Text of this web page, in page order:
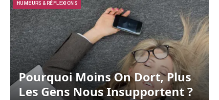
HUMEURS & RÉFLEXIONS
Pourquoi Moins On Dort, Plus
Les Gens Nous Insupportent ?